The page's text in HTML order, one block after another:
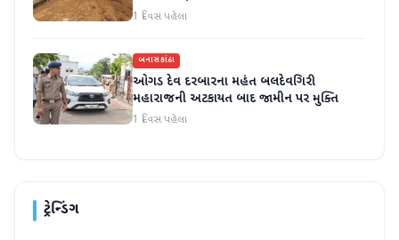
હાલાકી
1 દિવસ પહેલા
બનાસકાંઠા
ઓગડ દેવ દરબારના મહંત બલદેવગિરી
મહારાજની અટકાયત બાદ જામીન પર મુક્તિ
1 દિવસ પહેલા
ટ્રેન્ડિંગ